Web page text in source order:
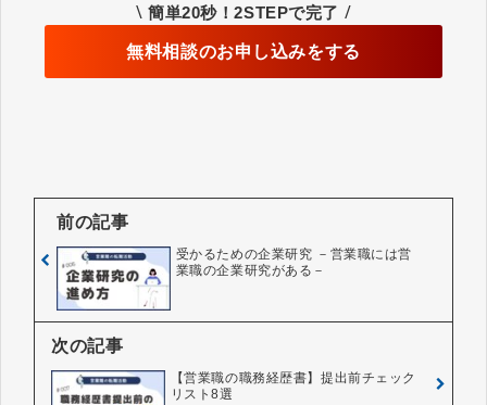
\ 簡単20秒！2STEPで完了 /
無料相談のお申し込みをする
前の記事
受かるための企業研究 －営業職には営
業職の企業研究がある－
次の記事
【営業職の職務経歴書】提出前チェック
リスト8選